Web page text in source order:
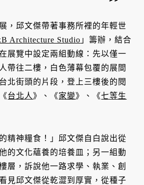
，邱文傑帶著事務所裡的年輕世
Architecture Studio 」籌辦，結合
展覽中設定兩組動線：先以僅一
帶往二樓，白色薄幕包覆的展間
北街頭的片段，登上三樓後的閱
台北人 》、《家變》、《七等生
精神糧食！」邱文傑自白說出從
的文化蘊養的培養皿；另一組動
層，訴說他一路求學、執業、創
見邱文傑從乾澀到厚實，從種子